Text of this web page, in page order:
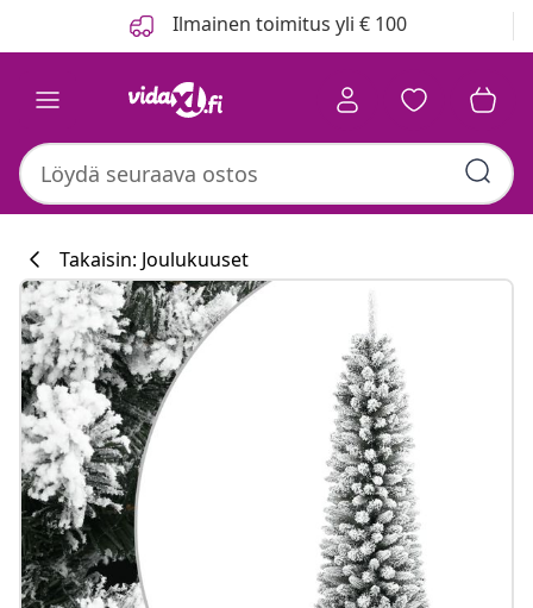
Ilmainen toimitus yli € 100
#sharemevidaxl
Takaisin: Joulukuuset